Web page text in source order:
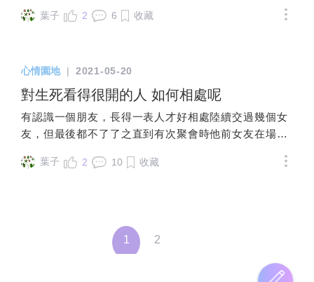
些經驗積累到一定程度，更為獨特的人生
地球“衛星視野”擴張至“恆星視野”的自然生
命律，它是蘊含宇宙象征的『轉大人個體
化』的過程。太陽是太陽系的恆星中心，
只有走到這個位置，你有了足夠的光芒，
太陽系的各個行星的生命象征才能被進一
步照亮。首先是水星的獨立思考能力會被
照亮，你會擁有自己的獨立思考能力，而
貌、學歷、豪車、豪宅所能定義的。繼而
會有火星的勇氣去體驗人生，人生再苦再
知道自己是誰。結婚以後，妮可是查理的
演員，是查理孩子的母親，是查理公司的
想，妮可成為了查理的某種延伸，用妮可
自己的話來說：“查理根本看不到我......他
看到的是女演員，是孩子他媽。”但是，查
理看不到妮可，不是查理的錯，是妮可遺
忘了自己是誰。即便妮可是“無過錯方”，她
始終忠誠於丈夫，但當她因此而煩惱、糾
在一直幫他成就，因此妮可才喪失了自
己。可是，在一場兩人瘋狂的爭執中，查
與固定宮的愛情配對大公開！「蠍瓶獅牛
v.s 雙處射魚」：固定宮與變動宮的愛情配
到卡慘死」時的真實表現金牛座所需要的
真實愛情「曖昧期」v.s「熱戀期」：12 星
座的表現大不同！金牛座會注重愛情細節
嗎？金牛座的曖昧模式初次約會的金牛座
這樣撩人的！金牛座表達愛意的方式金牛
的金牛座是怎樣的人夫？金牛座高情商v.s
低情商的表現金牛座的渣男特性金牛座會
買入基本面好的公司，因為個性比較保
大家了
葉子 2 6 收藏
心情園地 | 2021-05-20
對生死看得很開的人 如何相處呢
有認識一個朋友，長得一表人才好相處陸續交過幾個女
友，但最後都不了了之直到有次聚會時他前女友在場有
力很少吵架雖然無害但也無情對感情人際社會時事有看
謾罵認為生老病死本是無常，不必執著拘泥但也沒宗教
偏好，照樣過生活吃喝拉撒對戀愛沒特別渴望也不排斥
採順其自然合則來不合則散，揮揮衣袖不帶走雲彩要怎
葉子 2 10 收藏
1 2